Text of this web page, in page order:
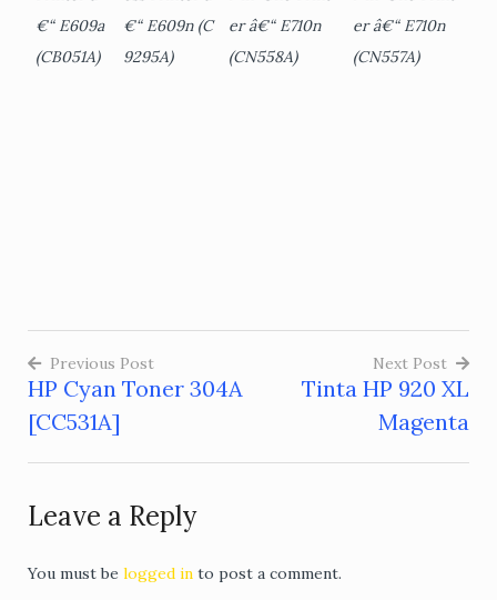
€“ E609a
(CB051A)
€“ E609n(C
9295A)
er â€“ E710n
(CN558A)
er â€“ E710n
(CN557A)
Post
navigation
Previous Post
HP Cyan Toner 304A
[CC531A]
Next Post
Tinta HP 920 XL
Magenta
Leave a Reply
You must be logged in to post a comment.